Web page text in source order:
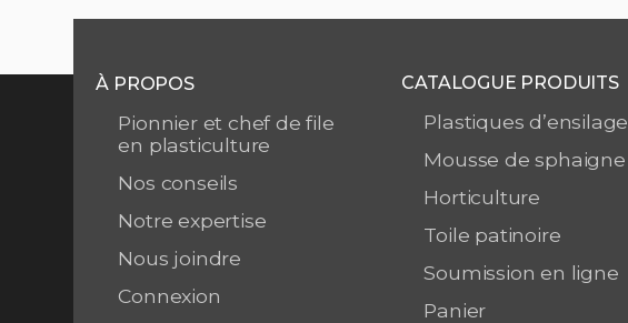
À PROPOS
Pionnier et chef de file
en plasticulture
Nos conseils
Notre expertise
Nous joindre
Connexion
CATALOGUE PRODUITS
Plastiques d’ensilage
Mousse de sphaigne
Horticulture
Toile patinoire
Soumission en ligne
Panier